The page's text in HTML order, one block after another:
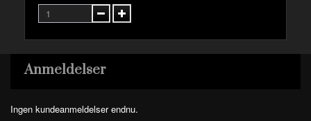
Anmeldelser
Ingen kundeanmeldelser endnu.